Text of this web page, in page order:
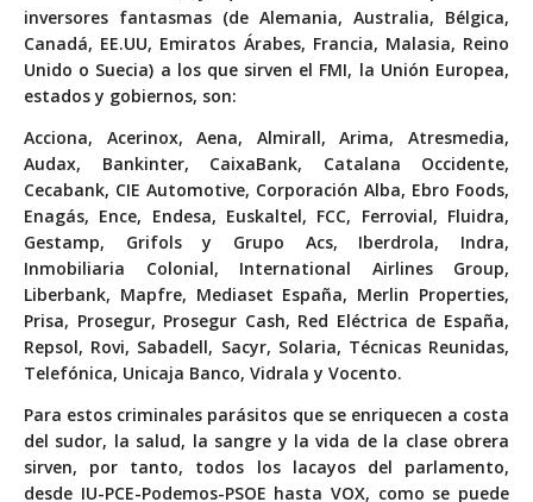
inversores fantasmas (de Alemania, Australia, Bélgica,
Canadá, EE.UU, Emiratos Árabes, Francia, Malasia, Reino
Unido o Suecia) a los que sirven el FMI, la Unión Europea,
estados y gobiernos, son:
Acciona, Acerinox, Aena, Almirall, Arima, Atresmedia,
Audax, Bankinter, CaixaBank, Catalana Occidente,
Cecabank, CIE Automotive, Corporación Alba, Ebro Foods,
Enagás, Ence, Endesa, Euskaltel, FCC, Ferrovial, Fluidra,
Gestamp, Grifols y Grupo Acs, Iberdrola, Indra,
Inmobiliaria Colonial, International Airlines Group,
Liberbank, Mapfre, Mediaset España, Merlin Properties,
Prisa, Prosegur, Prosegur Cash, Red Eléctrica de España,
Repsol, Rovi, Sabadell, Sacyr, Solaria, Técnicas Reunidas,
Telefónica, Unicaja Banco, Vidrala y Vocento.
Para estos criminales parásitos que se enriquecen a costa
del sudor, la salud, la sangre y la vida de la clase obrera
sirven, por tanto, todos los lacayos del parlamento,
desde IU-PCE-Podemos-PSOE hasta VOX, como se puede